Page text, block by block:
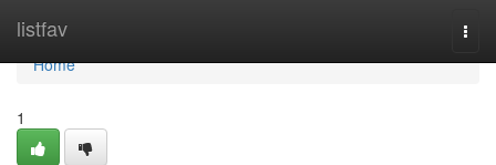
listfav
Home
Home
1